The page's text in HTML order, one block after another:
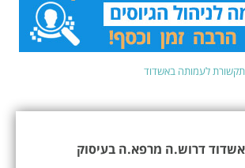
תקשורת לעמותה באשדוד
דרוש.ה מרפא.ה בעיסוק